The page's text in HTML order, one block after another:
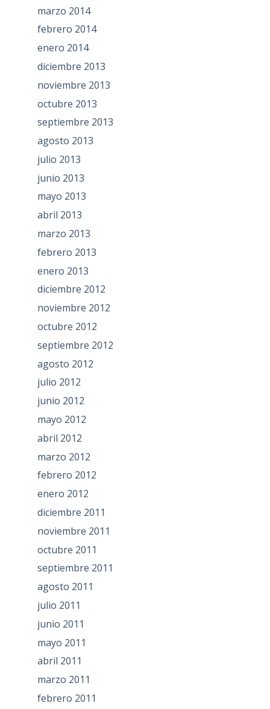
marzo 2014
febrero 2014
enero 2014
diciembre 2013
noviembre 2013
octubre 2013
septiembre 2013
agosto 2013
julio 2013
junio 2013
mayo 2013
abril 2013
marzo 2013
febrero 2013
enero 2013
diciembre 2012
noviembre 2012
octubre 2012
septiembre 2012
agosto 2012
julio 2012
junio 2012
mayo 2012
abril 2012
marzo 2012
febrero 2012
enero 2012
diciembre 2011
noviembre 2011
octubre 2011
septiembre 2011
agosto 2011
julio 2011
junio 2011
mayo 2011
abril 2011
marzo 2011
febrero 2011